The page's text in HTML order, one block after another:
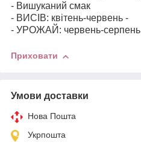
- Вишуканий смак
- ВИСІВ: квітень-червень -
- УРОЖАЙ: червень-серпень
Приховати
Умови доставки
Нова Пошта
Укрпошта